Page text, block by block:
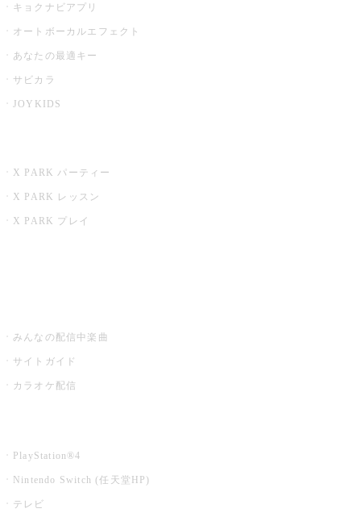
キョクナビアプリ
オートボーカルエフェクト
あなたの最適キー
サビカラ
JOYKIDS
X PARK パーティー
X PARK レッスン
X PARK プレイ
みんなの配信中楽曲
サイトガイド
カラオケ配信
PlayStation®4
Nintendo Switch (任天堂HP)
テレビ